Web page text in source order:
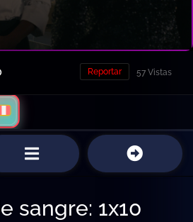
57 Vistas
Reportar
sangre: 1x10